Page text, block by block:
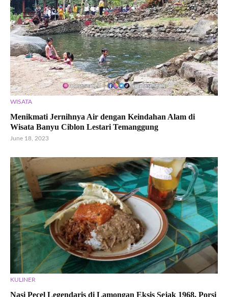
WISATA
Menikmati Jernihnya Air dengan Keindahan Alam di
Wisata Banyu Ciblon Lestari Temanggung
June 18, 2023
KULINER
Nasi Pecel Legendaris di Lamongan Eksis Sejak 1968, Porsi